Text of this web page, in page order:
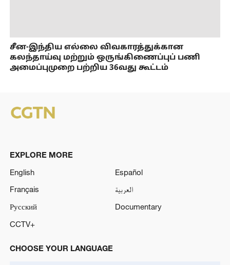
சீன-இந்திய எல்லை விவகாரத்துக்கான
கலந்தாய்வு மற்றும் ஒருங்கிணைப்புப் பணி
அமைப்புமுறை பற்றிய 36வது கூட்டம்
EXPLORE MORE
English
Español
Français
العربية
Русский
Documentary
CCTV+
CHOOSE YOUR LANGUAGE